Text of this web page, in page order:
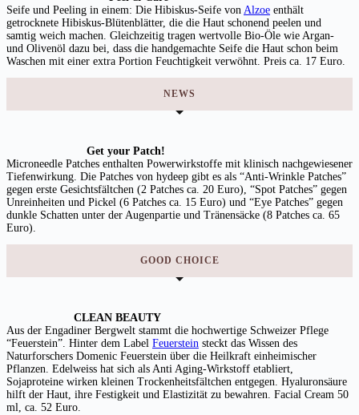
Seife und Peeling in einem: Die Hibiskus-Seife von Alzoe enthält
getrocknete Hibiskus-Blütenblätter, die die Haut schonend peelen und
samtig weich machen. Gleichzeitig tragen wertvolle Bio-Öle wie Argan-
und Olivenöl dazu bei, dass die handgemachte Seife die Haut schon beim
Waschen mit einer extra Portion Feuchtigkeit verwöhnt. Preis ca. 17 Euro.
NEWS
Get your Patch!
Microneedle Patches enthalten Powerwirkstoffe mit klinisch nachgewiesener
Tiefenwirkung. Die Patches von hydeep gibt es als “Anti-Wrinkle Patches”
gegen erste Gesichtsfältchen (2 Patches ca. 20 Euro), “Spot Patches” gegen
Unreinheiten und Pickel (6 Patches ca. 15 Euro) und “Eye Patches” gegen
dunkle Schatten unter der Augenpartie und Tränensäcke (8 Patches ca. 65
Euro).
GOOD CHOICE
CLEAN BEAUTY
Aus der Engadiner Bergwelt stammt die hochwertige Schweizer Pflege
“Feuerstein”. Hinter dem Label Feuerstein steckt das Wissen des
Naturforschers Domenic Feuerstein über die Heilkraft einheimischer
Pflanzen. Edelweiss hat sich als Anti Aging-Wirkstoff etabliert,
Sojaproteine wirken kleinen Trockenheitsfältchen entgegen. Hyaluronsäure
hilft der Haut, ihre Festigkeit und Elastizität zu bewahren. Facial Cream 50
ml, ca. 52 Euro.